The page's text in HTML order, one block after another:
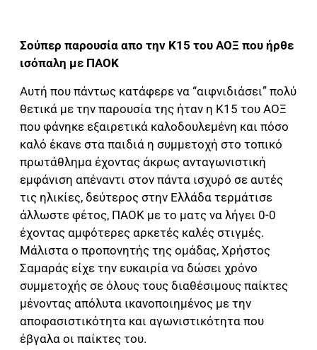
Σούπερ παρουσία απο την Κ15 του ΑΟΞ που ήρθε
ισόπαλη με ΠΑΟΚ
Αυτή που πάντως κατάφερε να “αιφνιδιάσει” πολύ
θετικά με την παρουσία της ήταν η Κ15 του ΑΟΞ
που φάνηκε εξαιρετικά καλοδουλεμένη και πόσο
καλό έκανε στα παιδιά η συμμετοχή στο τοπικό
πρωτάθλημα έχοντας άκρως ανταγωνιστική
εμφάνιση απέναντι στον πάντα ισχυρό σε αυτές
τις ηλικίες, δεύτερος στην Ελλάδα τερμάτισε
άλλωστε φέτος, ΠΑΟΚ με το ματς να λήγει 0-0
έχοντας αμφότερες αρκετές καλές στιγμές.
Μάλιστα ο προπονητής της ομάδας, Χρήστος
Σαμαράς είχε την ευκαιρία να δώσει χρόνο
συμμετοχής σε όλους τους διαθέσιμους παίκτες
μένοντας απόλυτα ικανοποιημένος με την
αποφασιστικότητα και αγωνιστικότητα που
έβγαλα οι παίκτες του.